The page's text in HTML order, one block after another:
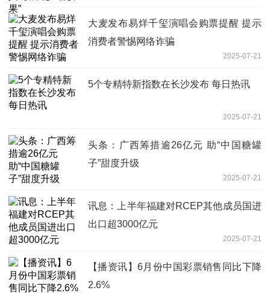
大麦发布易烊千玺演唱会购票提醒 提示
消费者警惕网络诈骗
2025-07-21
5个专精特新指数在长沙发布 每日热讯
2025-07-21
头条：广西筹措逾26亿元 助“中国糖罐
子”甜度升级
2025-07-21
讯息：上半年福建对RCEP其他成员国进
出口超3000亿元
2025-07-21
【播资讯】6月份中国彩票销售同比下降
2.6%